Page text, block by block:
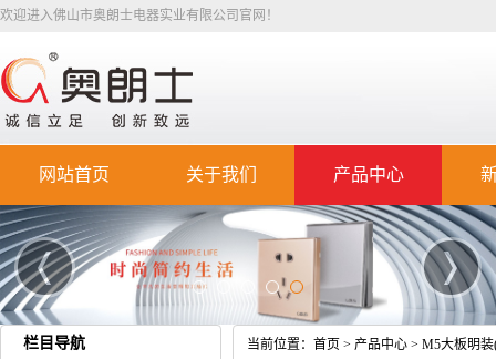
欢迎进入佛山市奥朗士电器实业有限公司官网！
网站首页 关于我们 产品中心
栏目导航 当前位置： 首页 > 产品中心 > M5大板明